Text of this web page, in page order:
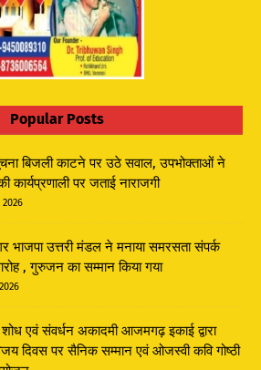
Popular Posts
बिजली काटने पर उठे सवाल, उपभोक्ताओं ने
कार्यप्रणाली पर जताई नाराजगी
भाजपा उत्तरी मंडल ने मनाया समरसता संपर्क
, गुरुजन का सम्मान किया गया
शोध एवं संवर्धन अकादमी आजमगढ़ इकाई द्वारा
दिवस पर सैनिक सम्मान एवं ओजस्वी कवि गोष्ठी